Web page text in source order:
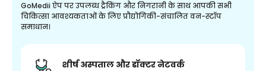
GoMedii ऐप पर उपलब्ध ट्रैकिंग और निगरानी के साथ आपकी सभी
चिकित्सा आवश्यकताओं के लिए प्रौद्योगिकी-संचालित वन-स्टॉप
समाधान।
शीर्ष अस्पताल और डॉक्टर नेटवर्क